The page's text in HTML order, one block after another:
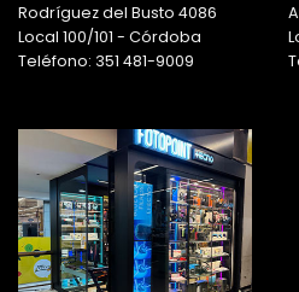
Rodríguez del Busto 4086
Local 100/101 - Córdoba
Teléfono: 351 481-9009